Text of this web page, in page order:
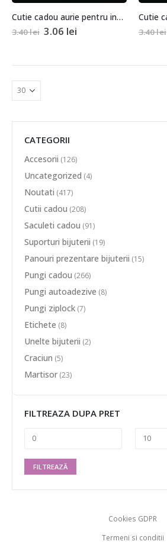
Cutie cadou aurie pentru inel/cercei
3.40lei 3.06 lei 3.40lei
CATEGORII
Accesorii (126)
Uncategorized (4)
Noutati (417)
Cutii cadou (208)
Saculeti cadou (91)
Suporturi bijuterii (19)
Panouri prezentare bijuterii (15)
Pungi cadou (266)
Pungi autoadezive (8)
Pungi ziplock (7)
Etichete (8)
Unelte bijuterii (2)
Craciun (5)
Martisor (23)
FILTREAZA DUPA PRET
FILTREAZĂ
Cookies GDPR
Termeni si conditii